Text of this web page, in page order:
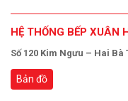
HỆ THỐNG BẾP XUÂN
Số 120 Kim Ngưu – Hai
Bản đồ